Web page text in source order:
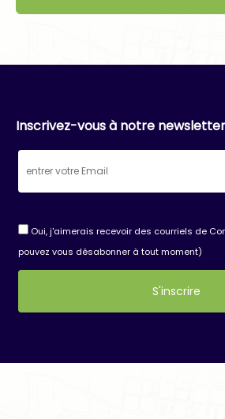
Inscrivez-vous à notre newsletter
Oui, j'aimerais recevoir des courriels de
pouvez vous désabonner à tout moment)
Use.